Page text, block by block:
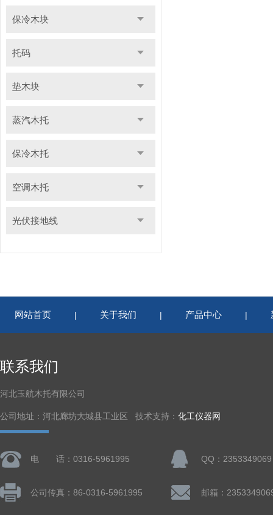
保冷木块
托码
垫木块
蒸汽木托
保冷木托
空调木托
光伏接地线
网站首页 | 关于我们 | 产品中心 |
联系我们
河北玉航木托有限公司
公司地址：河北廊坊大城县工业区 技术支持： 化工仪器网
电 话：0316-5961995 QQ：2353349069
公司传真：86-0316-5961995 邮箱：